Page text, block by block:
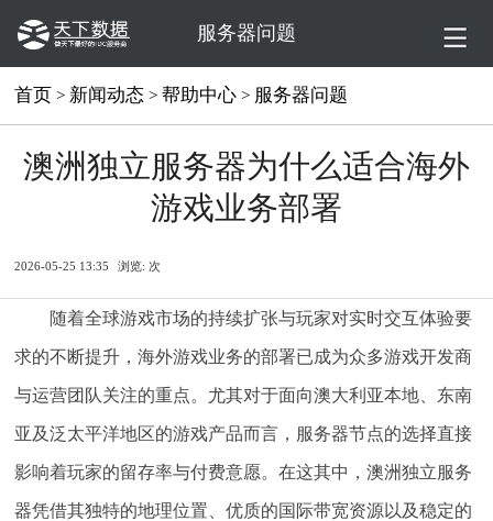
服务器问题
首页 > 新闻动态 >帮助中心 > 服务器问题
澳洲独立服务器为什么适合海外
游戏业务部署
2026-05-25 13:35 浏览: 次
随着全球游戏市场的持续扩张与玩家对实时交互体验要
求的不断提升，海外游戏业务的部署已成为众多游戏开发商
与运营团队关注的重点。尤其对于面向澳大利亚本地、东南
亚及泛太平洋地区的游戏产品而言，服务器节点的选择直接
影响着玩家的留存率与付费意愿。在这其中，澳洲独立服务
器凭借其独特的地理位置、优质的国际带宽资源以及稳定的